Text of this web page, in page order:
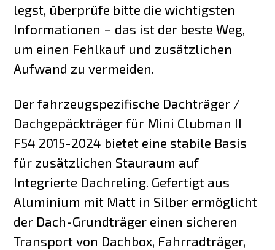
legst, überprüfe bitte die wichtigsten
Informationen – das ist der beste Weg,
um einen Fehlkauf und zusätzlichen
Aufwand zu vermeiden.
Der fahrzeugspezifische Dachträger /
Dachgepäckträger für Mini Clubman II
F54 2015-2024 bietet eine stabile Basis
für zusätzlichen Stauraum auf
Integrierte Dachreling. Gefertigt aus
Aluminium mit Matt in Silber ermöglicht
der Dach-Grundträger einen sicheren
Transport von Dachbox, Fahrradträger,